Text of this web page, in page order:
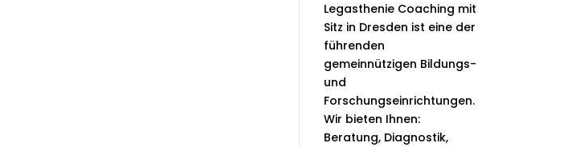
Legasthenie Coaching mit
Sitz in Dresden ist eine der
führenden
gemeinnützigen Bildungs-
und
Forschungseinrichtungen.
Wir bieten Ihnen:
Beratung, Diagnostik,